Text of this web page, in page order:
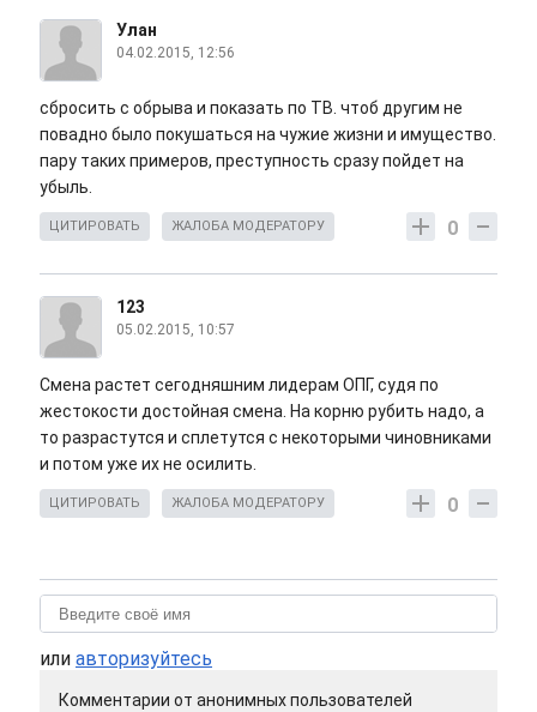
Улан
04.02.2015, 12:56
сбросить с обрыва и показать по ТВ. чтоб другим не
повадно было покушаться на чужие жизни и имущество.
пару таких примеров, преступность сразу пойдет на
убыль.
0
ЦИТИРОВАТЬ ЖАЛОБА МОДЕРАТОРУ
123
05.02.2015, 10:57
Смена растет сегодняшним лидерам ОПГ, судя по
жестокости достойная смена. На корню рубить надо, а
то разрастутся и сплетутся с некоторыми чиновниками
и потом уже их не осилить.
0
ЦИТИРОВАТЬ ЖАЛОБА МОДЕРАТОРУ
или авторизуйтесь
Комментарии от анонимных пользователей